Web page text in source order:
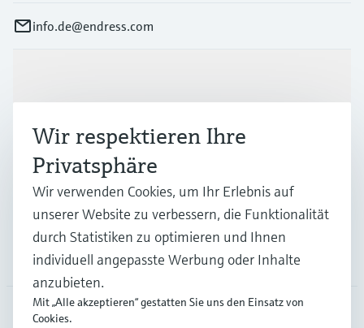
info.de@endress.com
Branchen
Support
Unternehmen
Wir respektieren Ihre
Privatsphäre
Wir verwenden Cookies, um Ihr Erlebnis auf
unserer Website zu verbessern, die Funktionalität
durch Statistiken zu optimieren und Ihnen
individuell angepasste Werbung oder Inhalte
anzubieten.
Mit „Alle akzeptieren“ gestatten Sie uns den Einsatz von
Cookies.